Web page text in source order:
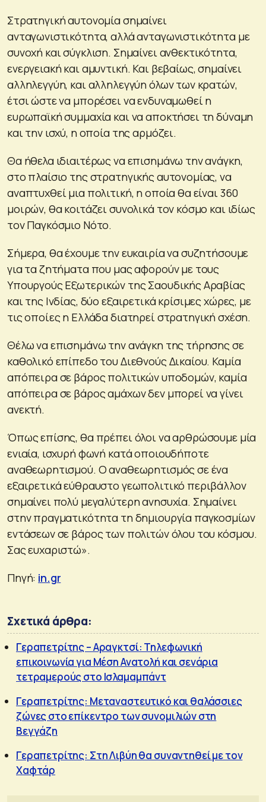
Στρατηγική αυτονομία σημαίνει
ανταγωνιστικότητα, αλλά ανταγωνιστικότητα με
συνοχή και σύγκλιση. Σημαίνει ανθεκτικότητα,
ενεργειακή και αμυντική. Και βεβαίως, σημαίνει
αλληλεγγύη, και αλληλεγγύη όλων των κρατών,
έτσι ώστε να μπορέσει να ενδυναμωθεί η
ευρωπαϊκή συμμαχία και να αποκτήσει τη δύναμη
και την ισχύ, η οποία της αρμόζει.
Θα ήθελα ιδιαιτέρως να επισημάνω την ανάγκη,
στο πλαίσιο της στρατηγικής αυτονομίας, να
αναπτυχθεί μια πολιτική, η οποία θα είναι 360
μοιρών, θα κοιτάζει συνολικά τον κόσμο και ιδίως
τον Παγκόσμιο Νότο.
Σήμερα, θα έχουμε την ευκαιρία να συζητήσουμε
για τα ζητήματα που μας αφορούν με τους
Υπουργούς Εξωτερικών της Σαουδικής Αραβίας
και της Ινδίας, δύο εξαιρετικά κρίσιμες χώρες, με
τις οποίες η Ελλάδα διατηρεί στρατηγική σχέση.
Θέλω να επισημάνω την ανάγκη της τήρησης σε
καθολικό επίπεδο του Διεθνούς Δικαίου. Καμία
απόπειρα σε βάρος πολιτικών υποδομών, καμία
απόπειρα σε βάρος αμάχων δεν μπορεί να γίνει
ανεκτή.
Όπως επίσης, θα πρέπει όλοι να αρθρώσουμε μία
ενιαία, ισχυρή φωνή κατά οποιουδήποτε
αναθεωρητισμού. Ο αναθεωρητισμός σε ένα
εξαιρετικά εύθραυστο γεωπολιτικό περιβάλλον
σημαίνει πολύ μεγαλύτερη ανησυχία. Σημαίνει
στην πραγματικότητα τη δημιουργία παγκοσμίων
εντάσεων σε βάρος των πολιτών όλου του κόσμου.
Σας ευχαριστώ».
Πηγή: in.gr
Σχετικά άρθρα:
Γεραπετρίτης – Αραγκτσί: Τηλεφωνική
επικοινωνία για Μέση Ανατολή και σενάρια
τετραμερούς στο Ισλαμαμπάντ
Γεραπετρίτης: Μεταναστευτικό και θαλάσσιες
ζώνες στο επίκεντρο των συνομιλιών στη
Βεγγάζη
Γεραπετρίτης: Στη Λιβύη θα συναντηθεί με τον
Χαφτάρ